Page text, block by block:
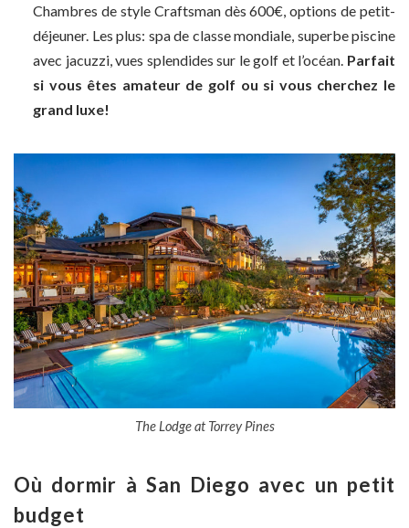
Chambres de style Craftsman dès 600€, options de petit-
déjeuner. Les plus: spa de classe mondiale, superbe piscine
avec jacuzzi, vues splendides sur le golf et l’océan. Parfait
si vous êtes amateur de golf ou si vous cherchez le
grand luxe!
The Lodge at Torrey Pines
Où dormir à San Diego avec un petit
budget